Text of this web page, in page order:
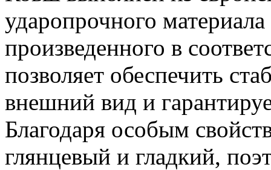
ударопрочного
произведенного в
позволяет обеспечить
внешний вид и
Благодаря особым
глянцевый и гладкий,